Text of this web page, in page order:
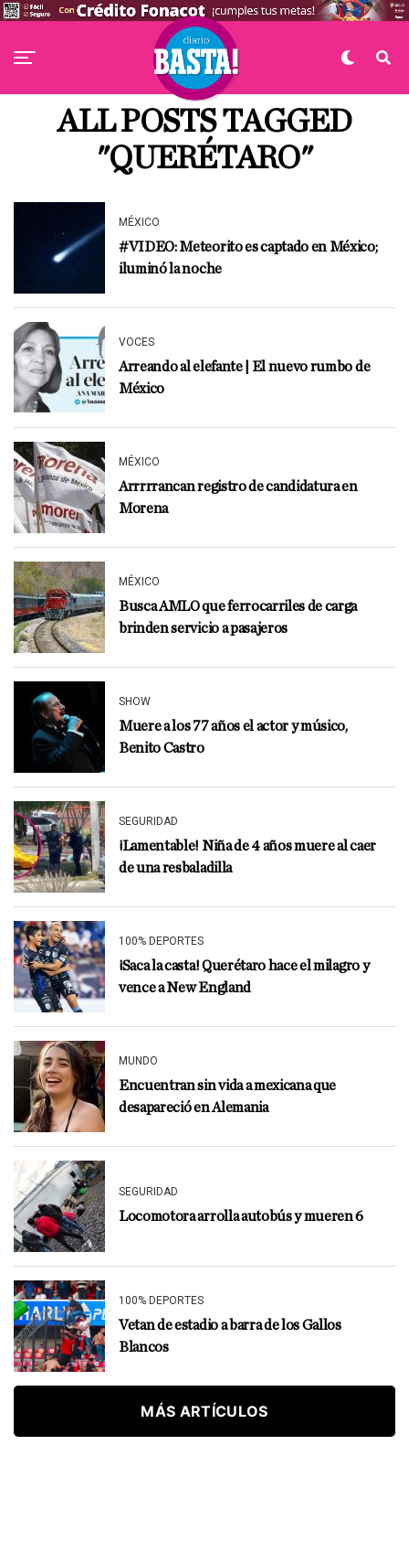
ALL POSTS TAGGED
"QUERÉTARO"
MÉXICO
#VIDEO: Meteorito es captado en México;
iluminó la noche
VOCES
Arreando al elefante | El nuevo rumbo de
México
MÉXICO
Arrrrrancan registro de candidatura en
Morena
MÉXICO
Busca AMLO que ferrocarriles de carga
brinden servicio a pasajeros
SHOW
Muere a los 77 años el actor y músico,
Benito Castro
SEGURIDAD
¡Lamentable! Niña de 4 años muere al caer
de una resbaladilla
100% DEPORTES
¡Saca la casta! Querétaro hace el milagro y
vence a New England
MUNDO
Encuentran sin vida a mexicana que
desapareció en Alemania
SEGURIDAD
Locomotora arrolla autobús y mueren 6
100% DEPORTES
Vetan de estadio a barra de los Gallos
Blancos
MÁS ARTÍCULOS